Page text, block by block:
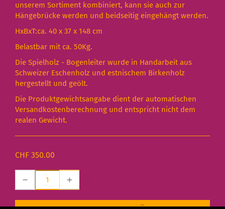
unserem Sortiment kombiniert, kann sie auch zur
Hängebrücke werden und beidseitig eingehängt werden.
HxBxT:ca. 40 x 37 x 148 cm
Belastbar mit ca. 50Kg.
Die Spielholz - Bogenleiter wurde in Handarbeit aus
Schweizer Eschenholz und estnischem Birkenholz
hergestellt und geölt.
Die Produktgewichtsangabe dient der automatischen
Versandkostenberechnung und entspricht nicht dem
realen Gewicht.
CHF 350.00